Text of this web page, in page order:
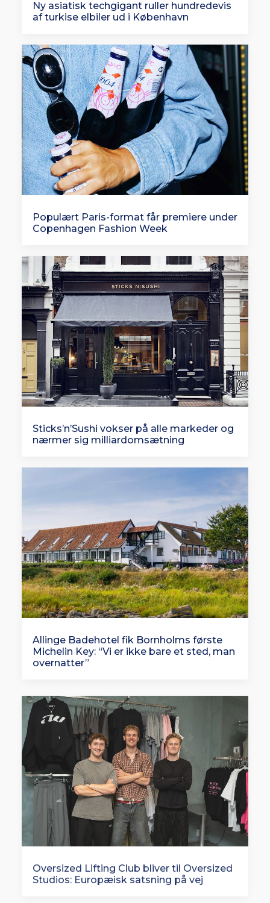
Ny asiatisk techgigant ruller hundredevis
af turkise elbiler ud i København
Populært Paris-format får premiere under
Copenhagen Fashion Week
Sticks’n’Sushi vokser på alle markeder og
nærmer sig milliardomsætning
Allinge Badehotel fik Bornholms første
Michelin Key: “Vi er ikke bare et sted, man
overnatter”
Oversized Lifting Club bliver til Oversized
Studios: Europæisk satsning på vej